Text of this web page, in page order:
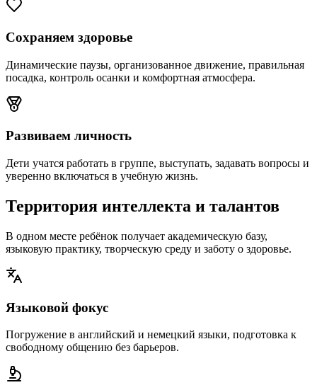
Сохраняем здоровье
Динамические паузы, организованное движение, правильная
посадка, контроль осанки и комфортная атмосфера.
Развиваем личность
Дети учатся работать в группе, выступать, задавать вопросы и
уверенно включаться в учебную жизнь.
Территория интеллекта и талантов
В одном месте ребёнок получает академическую базу,
языковую практику, творческую среду и заботу о здоровье.
Языковой фокус
Погружение в английский и немецкий языки, подготовка к
свободному общению без барьеров.